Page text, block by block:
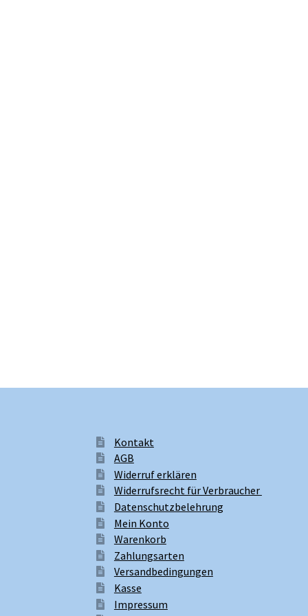
Kontakt
AGB
Widerruf erklären
Widerrufsrecht für Verbraucher
Datenschutzbelehrung
Mein Konto
Warenkorb
Zahlungsarten
Versandbedingungen
Kasse
Impressum